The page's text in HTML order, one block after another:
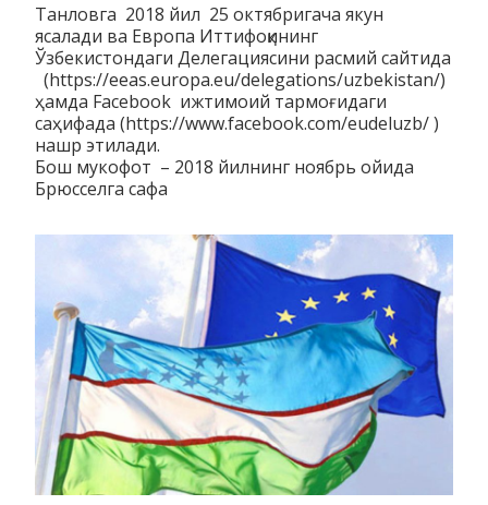
Танловга 2018 йил 25 октябригача якун
ясалади ва Европа Иттифоқининг
Ўзбекистондаги Делегациясини расмий сайтида
(https://eeas.europa.eu/delegations/uzbekistan/)
ҳамда Facebook ижтимоий тармоғидаги
саҳифада (https://www.facebook.com/eudeluzb/ )
нашр этилади.
Бош мукофот – 2018 йилнинг ноябрь ойида
Брюсселга сафа